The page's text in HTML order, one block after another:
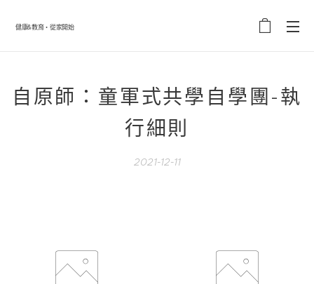
健康&教育・從家開始
自原師：童軍式共學自學團-執
行細則
2021-12-11